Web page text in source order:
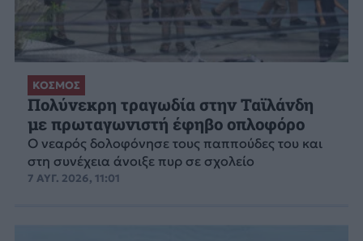
ΚΟΣΜΟΣ
Πολύνεκρη τραγωδία στην Ταϊλάνδη
με πρωταγωνιστή έφηβο οπλοφόρο
Ο νεαρός δολοφόνησε τους παππούδες του και
στη συνέχεια άνοιξε πυρ σε σχολείο
7 ΑΥΓ. 2026, 11:01